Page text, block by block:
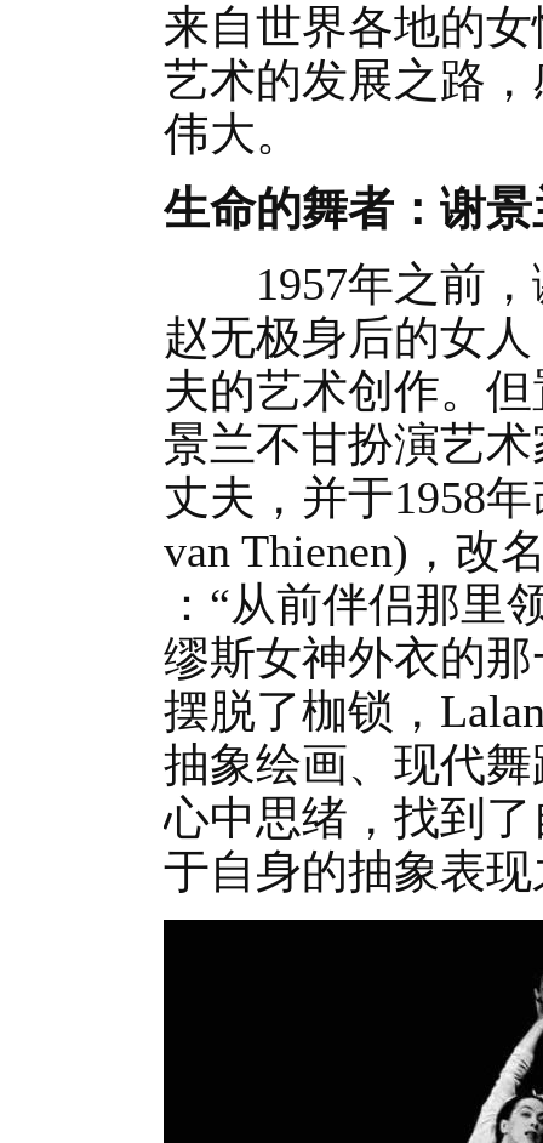
来自世界各地的
艺术的发展之路
伟大。
生命的舞者：谢
1957年之前，
赵无极身后的女
夫的艺术创作。
景兰不甘扮演艺
丈夫，并于1958
van Thienen)，改
：“从前伴侣那里
缪斯女神外衣的
摆脱了枷锁，
抽象绘画、现代
心中思绪，找到
于自身的抽象表